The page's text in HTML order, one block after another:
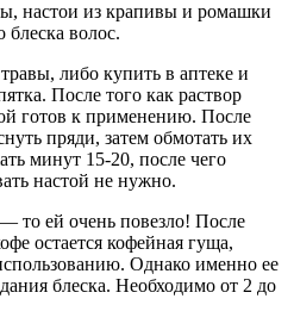
настои из крапивы и ромашки
блеска волос.
либо купить в аптеке и
После того как раствор
готов к применению. После
пряди, затем обмотать их
минут 15-20, после чего
настой не нужно.
то ей очень повезло! После
остается кофейная гуща,
Однако именно ее
блеска. Необходимо от 2 до